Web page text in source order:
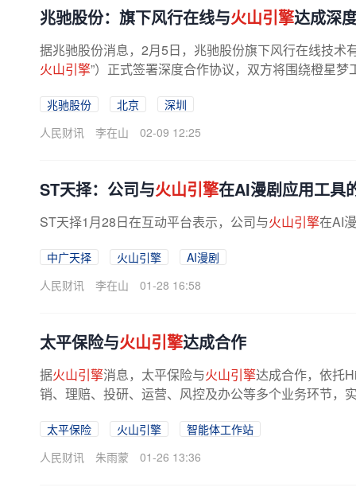
兆驰股份：旗下风行在线与火山引擎达成深
据兆驰股份消息，2月5日，兆驰股份旗下风行在线技术
火山引擎”）正式签署深度合作协议，双方将围绕橙星
兆驰股份 北京
深圳
人民财讯
李在山 02-09 12:25
ST天择：公司与火山引擎在AI漫剧应用工具
ST天择1月28日在互动平台表示，公司与火山引擎在AI
中广天择 火山引擎
AI漫剧
人民财讯
李在山 01-28 16:58
太平保险与火山引擎达成合作
据火山引擎消息，太平保险与火山引擎达成合作，依托
销、理赔、投研、运营、风控及办公等多个业务环节，
太平保险 火山引擎
智能体工作站
人民财讯
朱雨蒙 01-26 13:36